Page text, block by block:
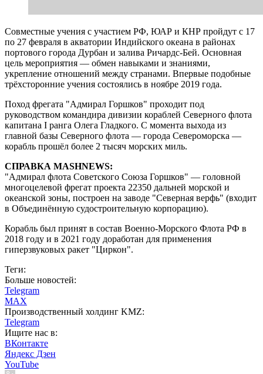
Совместные учения с участием РФ, ЮАР и КНР пройдут с 17
по 27 февраля в акватории Индийского океана в районах
портового города Дурбан и залива Ричардс-Бей. Основная
цель мероприятия — обмен навыками и знаниями,
укрепление отношений между странами. Впервые подобные
трёхсторонние учения состоялись в ноябре 2019 года.
Поход фрегата "Адмирал Горшков" проходит под
руководством командира дивизии кораблей Северного флота
капитана I ранга Олега Гладкого. С момента выхода из
главной базы Северного флота — города Североморска —
корабль прошёл более 2 тысяч морских миль.
СПРАВКА MASHNEWS:
"Адмирал флота Советского Союза Горшков" — головной
многоцелевой фрегат проекта 22350 дальней морской и
океанской зоны, построен на заводе "Северная верфь" (входит
в Объединённую судостроительную корпорацию).
Корабль был принят в состав Военно-Морского Флота РФ в
2018 году и в 2021 году доработан для применения
гиперзвуковых ракет "Циркон".
Теги:
Больше новостей:
Telegram
MAX
Производственный холдинг KMZ:
Telegram
Ищите нас в:
ВКонтакте
Яндекс Дзен
YouTube